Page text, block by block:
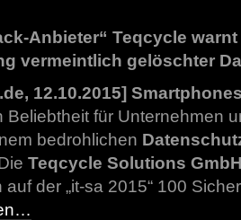
Anbieter“ Teqcycle
vermeintlich gelöschter
12.10.2015]
Beliebtheit für Unternehmen
bedrohlichen
Teqcycle Solutions
der „it-sa 2015“ 100